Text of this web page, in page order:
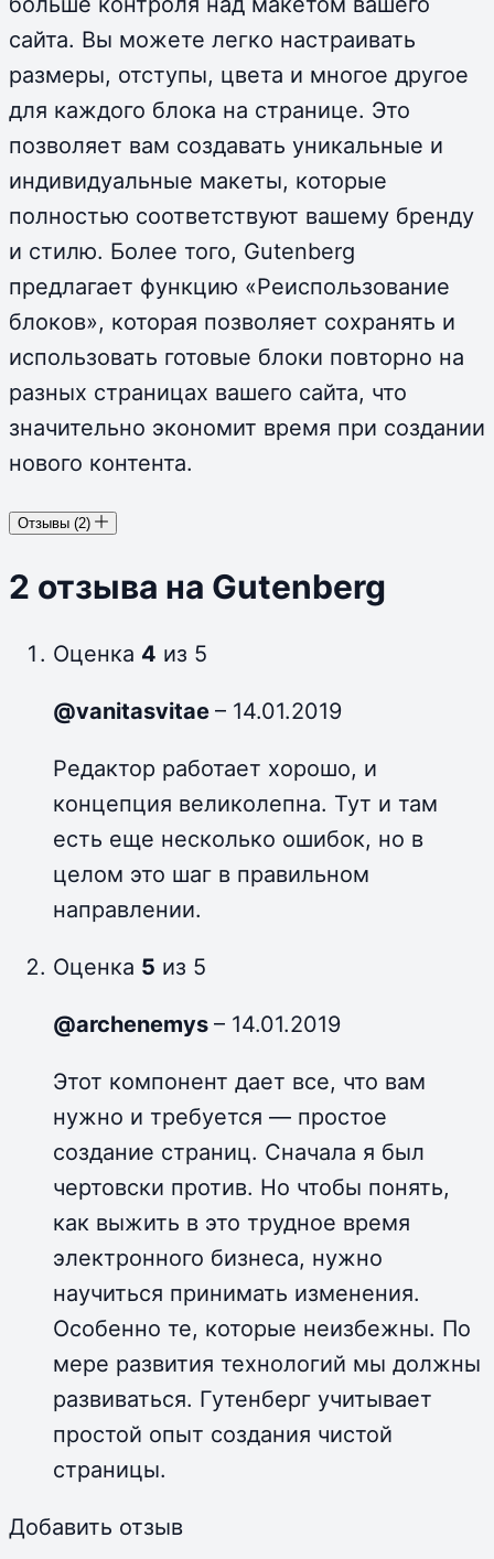
сайта. Вы можете легко настраивать
размеры, отступы, цвета и многое другое
для каждого блока на странице. Это
позволяет вам создавать уникальные и
индивидуальные макеты, которые
полностью соответствуют вашему бренду
и стилю. Более того, Gutenberg
предлагает функцию «Реиспользование
блоков», которая позволяет сохранять и
использовать готовые блоки повторно на
разных страницах вашего сайта, что
значительно экономит время при создании
нового контента.
Отзывы (2)
2 отзыва на Gutenberg
Оценка 4 из 5
@vanitasvitae – 14.01.2019
Редактор работает хорошо, и
концепция великолепна. Тут и там
есть еще несколько ошибок, но в
целом это шаг в правильном
направлении.
Оценка 5 из 5
@archenemys – 14.01.2019
Этот компонент дает все, что вам
нужно и требуется — простое
создание страниц. Сначала я был
чертовски против. Но чтобы понять,
как выжить в это трудное время
электронного бизнеса, нужно
научиться принимать изменения.
Особенно те, которые неизбежны. По
мере развития технологий мы должны
развиваться. Гутенберг учитывает
простой опыт создания чистой
страницы.
Добавить отзыв